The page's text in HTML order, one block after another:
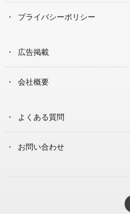
プライバシーポリシー
広告掲載
会社概要
よくある質問
お問い合わせ